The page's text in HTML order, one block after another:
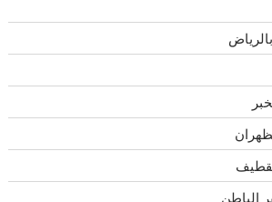
الباطن